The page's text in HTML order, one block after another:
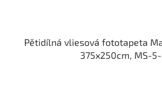
Pětidílná vliesová fototapeta
375x250cm, MS-